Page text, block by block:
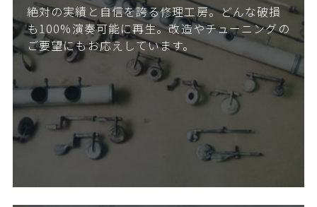
絶対の実績と自信を誇る修理工房。どんな破損
も100%演奏可能に再生。改造やチューニングの
ご要望にもお応えしています。